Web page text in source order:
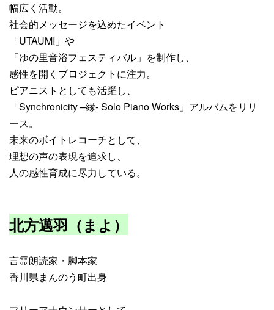
幅広く活動。
社会的メッセージを込めたイベント
「UTAUMI」や
「ゆの里音浴フェスティバル」を制作し、
感性を開くプロジェクトに注力。
ピアニストとしても活躍し、
「Synchronicity –縁- Solo Piano Works」アルバムをリリ
ース。
未来のボイトレコーチとして、
理想の声の表現を追求し、
人の感性育成に尽力している。
北方邁羽（まよ）
言霊朗読家・脚本家
香川県まんのう町出身